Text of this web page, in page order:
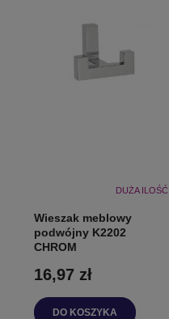
DUŻA ILOŚĆ
Wieszak meblowy
podwójny K2202
CHROM
16,97 zł
DO KOSZYKA